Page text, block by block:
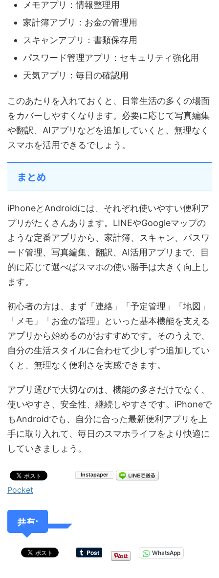
メモアプリ：情報整理用
家計簿アプリ：お金の管理用
スキャンアプリ：書類保存用
パスワード管理アプリ：セキュリティ強化用
天気アプリ：毎日の確認用
このあたりを入れておくと、日常生活の多くの場面
をカバーしやすくなります。必要に応じて写真編集
や翻訳、AIアプリなどを追加していくと、無理なく
スマホを活用できるでしょう。
まとめ
iPhoneとAndroidには、それぞれ使いやすい便利ア
プリがたくさんあります。LINEやGoogleマップの
ような定番アプリから、家計簿、スキャン、パスワ
ード管理、写真編集、翻訳、AI活用アプリまで、目
的に応じて選べばスマホの使い勝手は大きく向上し
ます。
初心者の方は、まず「連絡」「予定管理」「地図」
「メモ」「お金の管理」といった基本機能を支える
アプリから始めるのがおすすめです。そのうえで、
自分の生活スタイルに合わせて少しずつ追加してい
くと、無理なく便利さを実感できます。
アプリ選びで大切なのは、機能の多さだけでなく、
使いやすさ、安全性、継続しやすさです。iPhoneで
もAndroidでも、自分に合った最新便利アプリを上
手に取り入れて、毎日のスマホライフをより快適に
していきましょう。
Pocket
共有:
WhatsApp